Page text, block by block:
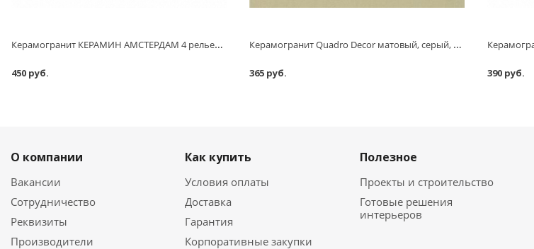
Керамогранит КЕРАМИН АМСТЕРДАМ 4 рельефный, коричневый, 298x8x298 мм
450 руб.
Керамогранит Quadro Decor матовый, серый, технический, 300x7x300 мм
365 руб. 390 руб.
О компании
Вакансии
Сотрудничество
Реквизиты
Производители
Как купить
Условия оплаты
Доставка
Гарантия
Корпоративные закупки
Полезное
Проекты и строительство
Готовые решения
интерьеров